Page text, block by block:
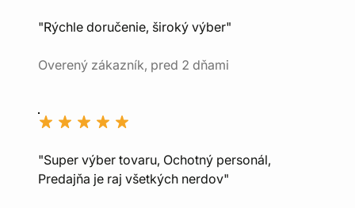
"Rýchle doručenie, široký výber"
Overený zákazník, pred 2 dňami
"Super výber tovaru, Ochotný personál,
Predajňa je raj všetkých nerdov"